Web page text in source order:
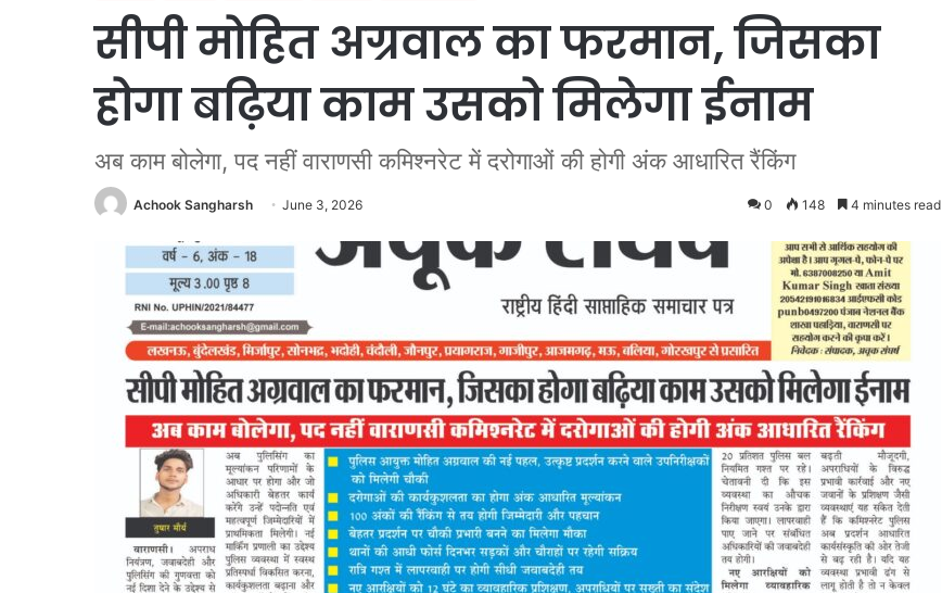
सीपी मोहित अग्रवाल का फरमान, जिसका
होगा बढ़िया काम उसको मिलेगा ईनाम
अब काम बोलेगा, पद नहीं वाराणसी कमिश्नरेट में दरोगाओं की होगी अंक आधारित रैंकिंग
Achook Sangharsh June 3, 2026 0 148 4 minutes read